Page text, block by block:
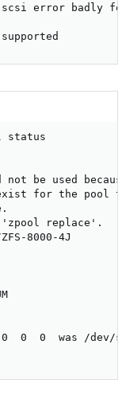
error badly
status
not be used
for the pool
'zpool replace'.
8000-4J
0  0  was /dev/